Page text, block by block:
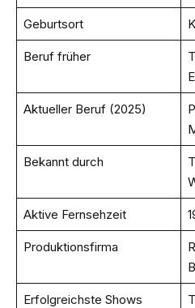
Geburtsort
Beruf früher
Aktueller Beruf (2025)
Bekannt durch
Aktive Fernsehzeit
Produktionsfirma
Erfolgreichste Shows